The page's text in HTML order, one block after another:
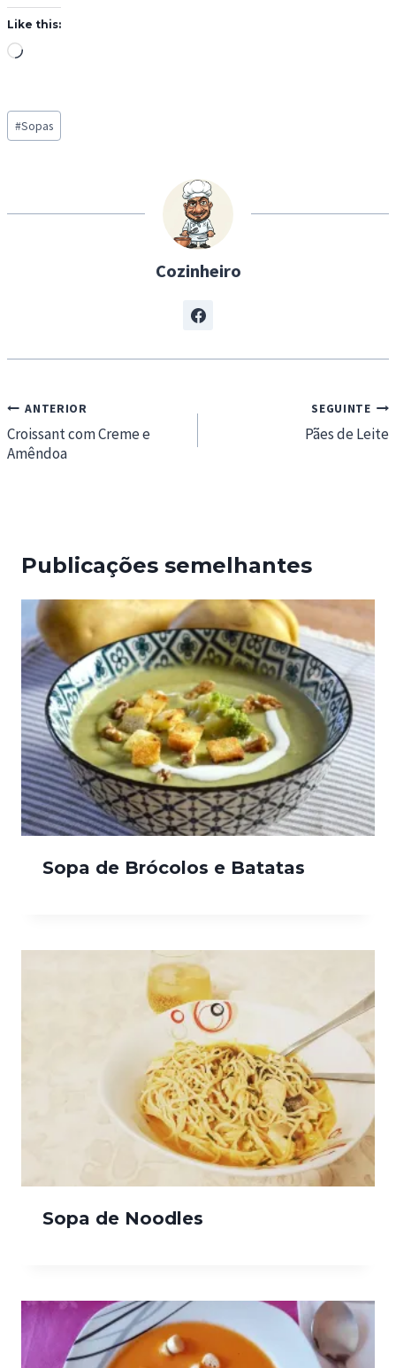
Like this:
L
d
i
…
Post
Tags:
#Sopas
Cozinheiro
Navegação
de
artigos
ANTERIOR
Croissant com Creme e
Amêndoa
SEGUINTE
Pães de Leite
Publicações semelhantes
Sopa de Brócolos e Batatas
Sopa de Noodles